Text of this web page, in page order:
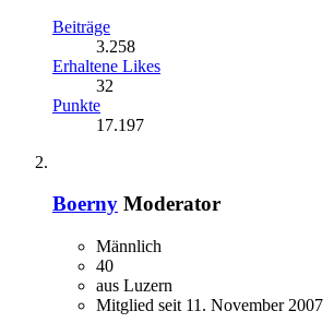
Beiträge
3.258
Erhaltene Likes
32
Punkte
17.197
Boerny Moderator
Männlich
40
aus Luzern
Mitglied seit 11. November 2007